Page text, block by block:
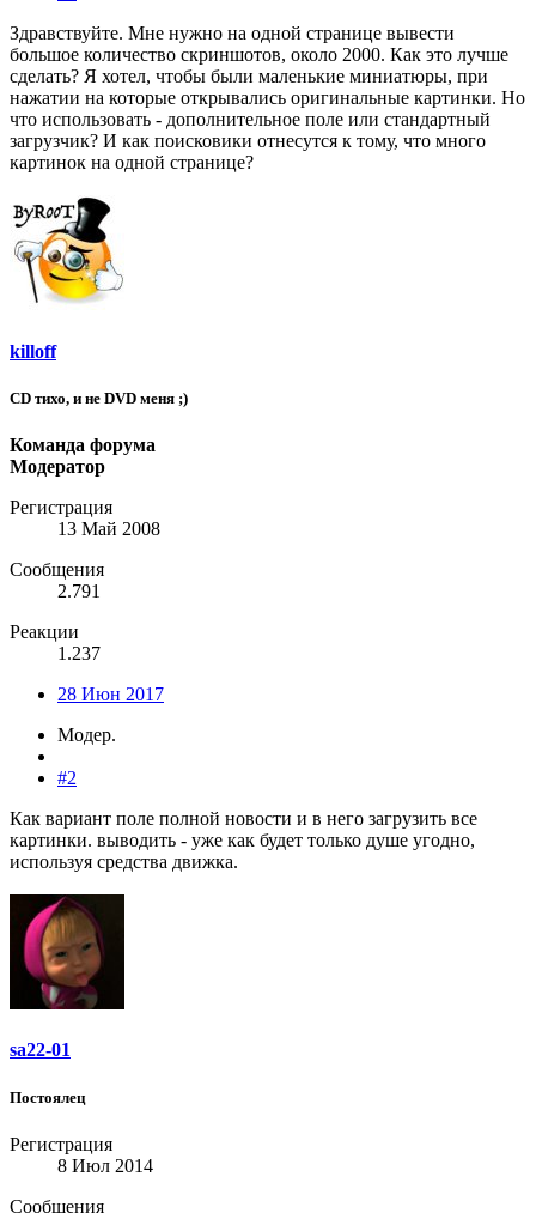
Здравствуйте. Мне нужно на одной странице вывести
большое количество скриншотов, около 2000. Как это лучше
сделать? Я хотел, чтобы были маленькие миниатюры, при
нажатии на которые открывались оригинальные картинки. Но
что использовать - дополнительное поле или стандартный
загрузчик? И как поисковики отнесутся к тому, что много
картинок на одной странице?
killoff
CD тихо, и не DVD меня ;)
Команда форума
Модератор
Регистрация
13 Май 2008
Сообщения
2.791
Реакции
1.237
28 Июн 2017
Модер.
#2
Как вариант поле полной новости и в него загрузить все
картинки. выводить - уже как будет только душе угодно,
используя средства движка.
sa22-01
Постоялец
Регистрация
8 Июл 2014
Сообщения